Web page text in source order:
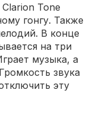
Tone
гонгу. Также
В конце
на три
музыка, а
звука
эту